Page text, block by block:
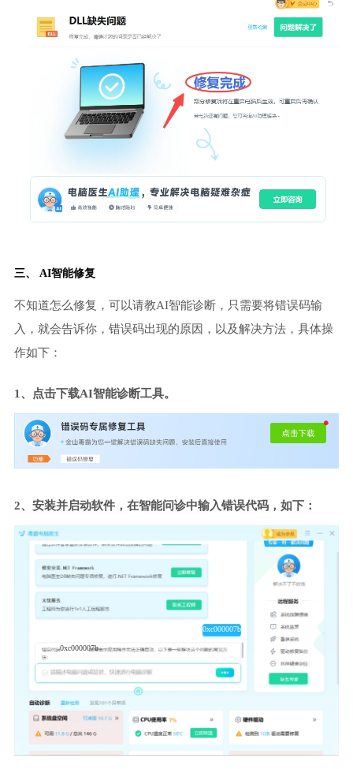
三、 AI智能修复
不知道怎么修复，可以请教AI智能诊断，只需要将错误码输
入，就会告诉你，错误码出现的原因，以及解决方法，具体操
作如下：
1、点击下载AI智能诊断工具。
2、安装并启动软件，在智能问诊中输入错误代码，如下：
0xc000007b
0xc000007b